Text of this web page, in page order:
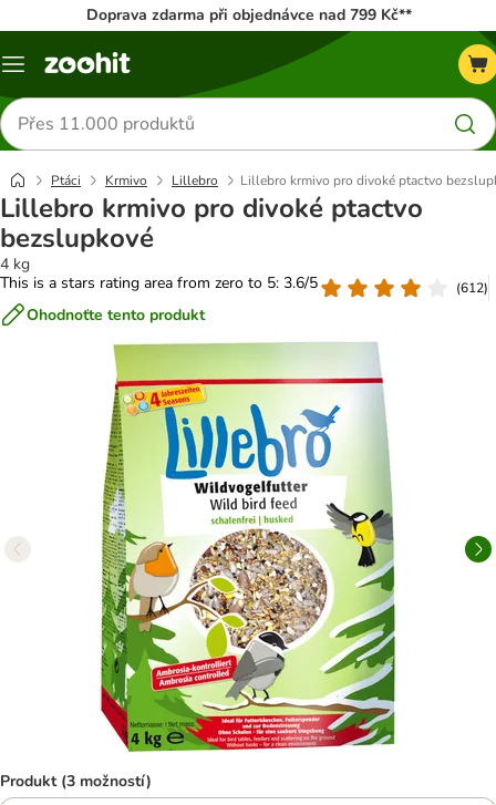
Doprava zdarma při objednávce nad 799 Kč**
Menu
Hledat
produkty
Ptáci Krmivo Lillebro Lillebro krmivo pro divoké ptactvo
Lillebro krmivo pro divoké ptactvo
bezslupkové
4 kg
This is a stars rating area from zero to 5: 3.6/5
(612)
Ohodnoťte tento produkt
Produkt (3 možností)